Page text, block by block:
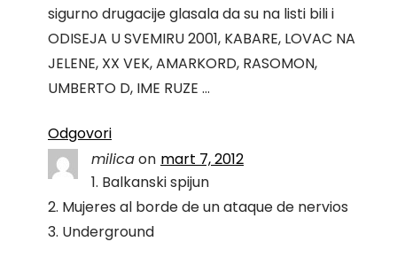
sigurno drugacije glasala da su na listi bili i
ODISEJA U SVEMIRU 2001, KABARE, LOVAC NA
JELENE, XX VEK, AMARKORD, RASOMON,
UMBERTO D, IME RUZE …
Odgovori
milicaon mart 7, 2012
1. Balkanski spijun
2. Mujeres al borde de un ataque de nervios
3. Underground